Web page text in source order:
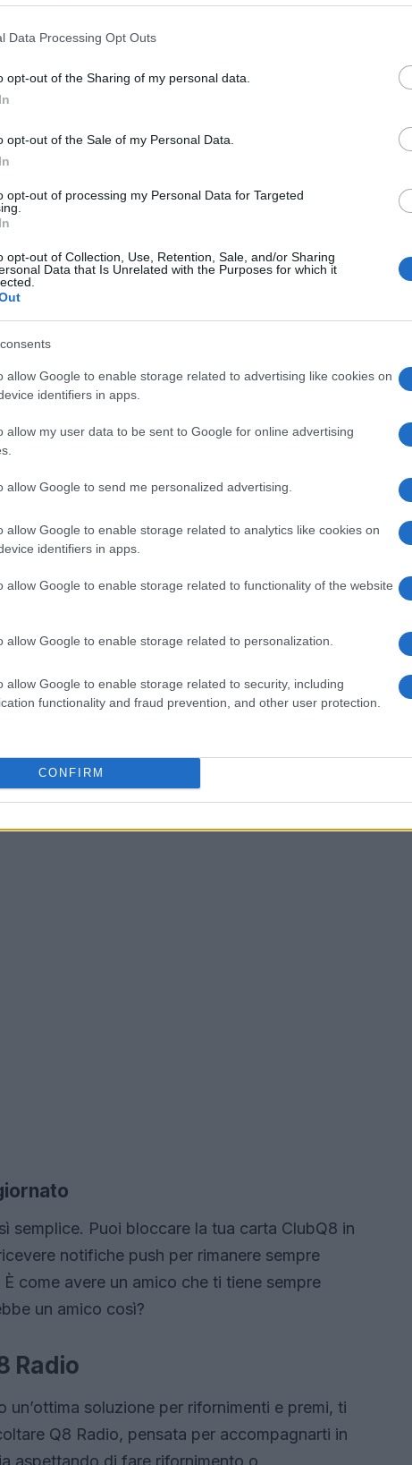
Data Processing Opt Outs
opt-out of the Sharing of my personal data.
opt-out of the Sale of my Personal Data.
opt-out of processing my Personal Data for Targeted
opt-out of Collection, Use, Retention, Sale, and/or Sharing
Data that Is Unrelated with the Purposes for which it
allow Google to enable storage related to advertising like cookies on
identifiers in apps.
allow my user data to be sent to Google for online advertising
allow Google to send me personalized advertising.
allow Google to enable storage related to analytics like cookies on
identifiers in apps.
allow Google to enable storage related to functionality of the website
allow Google to enable storage related to personalization.
allow Google to enable storage related to security, including
functionality and fraud prevention, and other user protection.
CONFIRM
dover fare la fila alla cassa. Con l’App
telefono. Sì, hai capito bene! Puoi utilizzare
avere una carta magica che ti permette
un clic. “Click&Fuel” è il nome di questo
Q8easy e Q8 abilitate. Non è fantastico?
di poter entrare e uscire in un batter
stazione di servizio nelle vicinanze, magari
di emergenza? Con l’App ClubQ8, questo
Grazie alla funzione di geolocalizzazione,
vicino a te in un attimo. E se sei un
sulla mappa con la funzione “cerca in
che ti guida verso il rifornimento?
dei Punti Stella. Ogni volta che fai
scambiare per premi. Hai mai sognato di
che fai normalmente? Con il catalogo
realtà. Ti basta un clic per richiedere i
se ogni rifornimento fosse una piccola festa,
semplice. Puoi bloccare la tua carta ClubQ8 in
notifiche push per rimanere sempre
come avere un amico che ti tiene sempre
un amico così?
Radio
un’ottima soluzione per rifornimenti e premi, ti
Q8 Radio, pensata per accompagnarti in